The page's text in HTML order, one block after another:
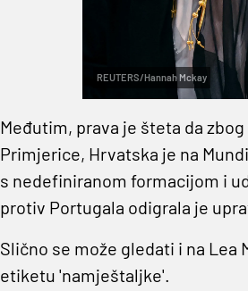
REUTERS/Hannah Mckay
Međutim, prava je šteta da
Primjerice, Hrvatska je na
s nedefiniranom formacijom i
protiv Portugala odigrala je
Slično se može gledati i na Lea
etiketu 'namještaljke'.